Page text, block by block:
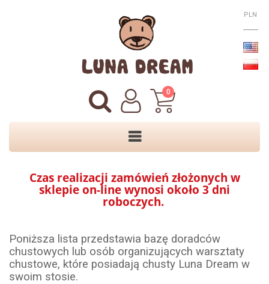
PLN
0
Czas realizacji zamówień złożonych w
sklepie on-line wynosi około 3 dni
roboczych.
Poniższa lista przedstawia bazę doradców
chustowych lub osób organizujących warsztaty
chustowe, które posiadają chusty Luna Dream w
swoim stosie.